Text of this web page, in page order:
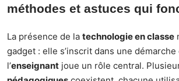
méthodes et astuces qui
La présence de la technologie en classe
gadget : elle s’inscrit dans une
l’enseignant joue un rôle central.